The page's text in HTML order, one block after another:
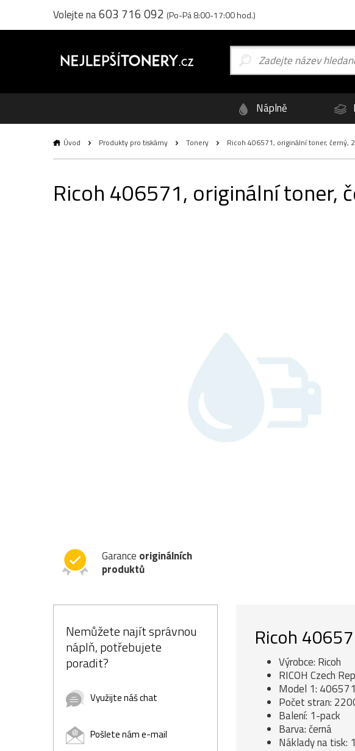
Volejte na603 716 092 (Po-Pá 8:00-17:00 hod.)
Náplně
Úvod Produkty pro tiskárny Tonery Ricoh 406571, originální toner, černý,
Ricoh 406571, originální toner,
Garance originálních
produktů
Nemůžete najít správnou
náplň, potřebujete
poradit?
Využijte náš chat
Pošlete nám e-mail
Ricoh
Výrobce: Ricoh
RICOH Czech
Model 1: 406571
Počet stran:
Balení: 1-pack
Barva: černá
Náklady na tisk: